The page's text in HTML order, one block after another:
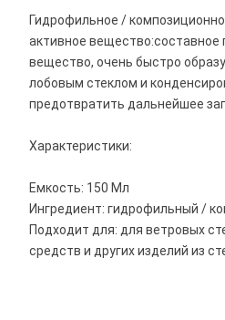
Гидрофильное /
активное вещество:составное
вещество, очень быстро
лобовым стеклом и
предотвратить дальнейшее
Характеристики:
Емкость: 150 Мл
Ингредиент: гидрофильный /
Подходит для: для ветровых
средств и других изделий из